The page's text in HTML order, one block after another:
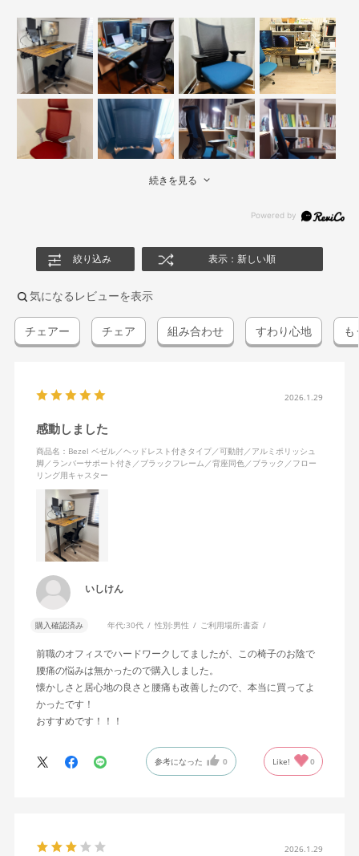
続きを見る
絞り込み 表示：新しい順
気になるレビューを表示
チェアー チェア 組み合わせ すわり心地 も
2026.1.29
感動しました
商品名：Bezel ベゼル／ヘッドレスト付きタイプ／可動肘／アルミポリッシュ
脚／ランバーサポート付き／ブラックフレーム／背座同色／ブラック／フロー
リング用キャスター
いしけん
購入確認済み 年代:30代 性別:男性 ご利用場所:書斎
前職のオフィスでハードワークしてましたが、この椅子のお陰で
腰痛の悩みは無かったので購入しました。
懐かしさと居心地の良さと腰痛も改善したので、本当に買ってよ
かったです！
おすすめです！！！
参考になった 0 Like! 0
2026.1.29